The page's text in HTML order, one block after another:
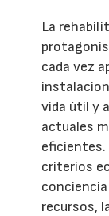
La
cada vez
vida útil y
actuales
eficientes.
criterios
recursos,